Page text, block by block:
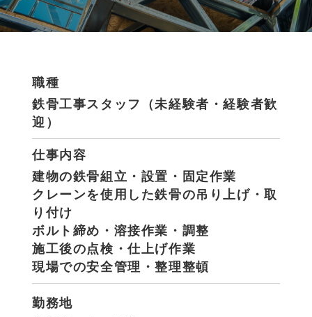
職種
鉄骨工事スタッフ（未経験者・経験者歓
迎）
仕事内容
建物の鉄骨組立・設置・固定作業
クレーンを使用した鉄骨の吊り上げ・取
り付け
ボルト締め・溶接作業・調整
施工後の点検・仕上げ作業
現場での安全管理・整理整頓
勤務地